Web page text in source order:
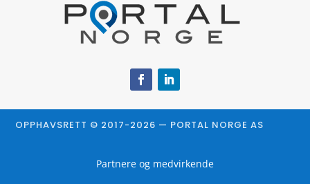
OPPHAVSRETT © 2017-2026 — PORTAL NORGE AS
Partnere og medvirkende